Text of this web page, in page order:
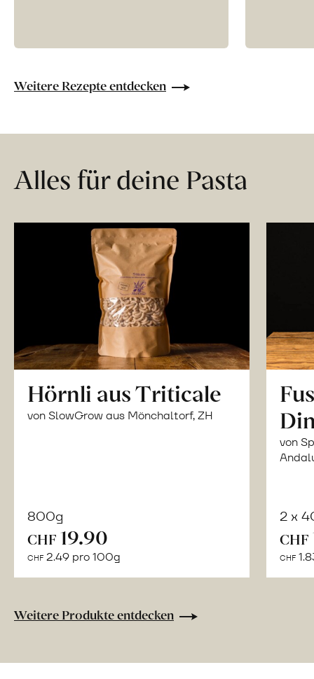
Weitere Rezepte entdecken
Alles für deine Pasta
Hörnli aus Triticale
von SlowGrow aus Mönchaltorf, ZH
800g
CHF 19.90
CHF 2.49 pro 100g
von
2 x
CHF
CHF
Weitere Produkte entdecken